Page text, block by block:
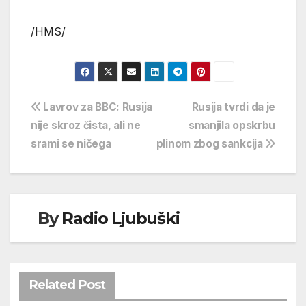
/HMS/
Navigacija
objava
Rusija tvrdi da je
smanjila opskrbu
plinom zbog sankcija
Lavrov za BBC: Rusija
nije skroz čista, ali ne
srami se ničega
ByRadio Ljubuški
Related Post